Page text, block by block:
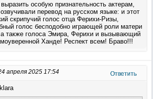
особую признательность актерам,
перевод на русском языке: и этот
скрипучий голос отца Ферихи-Ризы,
голос бесподобно играющей роли матери
также голоса Эмира, Ферихи и вызывающий
Ханде! Респект всем! Браво!!!
апреля 2025 17:54 Ответить